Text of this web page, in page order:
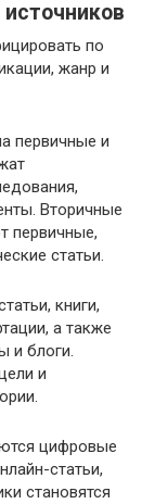
по
жанр и
первичные и
Вторичные
первичные,
статьи.
книги,
а также
и блоги.
и
цифровые
статьи,
становятся